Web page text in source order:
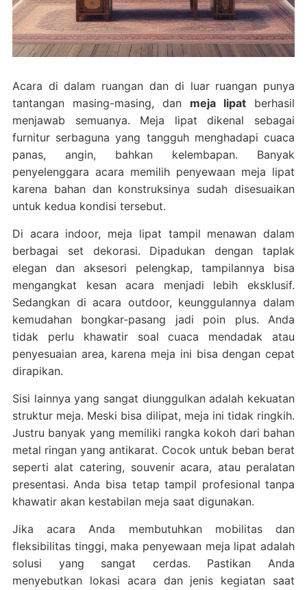
Acara di dalam ruangan dan di luar ruangan punya
tantangan masing-masing, dan meja lipat berhasil
menjawab semuanya. Meja lipat dikenal sebagai
furnitur serbaguna yang tangguh menghadapi cuaca
panas, angin, bahkan kelembapan. Banyak
penyelenggara acara memilih penyewaan meja lipat
karena bahan dan konstruksinya sudah disesuaikan
untuk kedua kondisi tersebut.
Di acara indoor, meja lipat tampil menawan dalam
berbagai set dekorasi. Dipadukan dengan taplak
elegan dan aksesori pelengkap, tampilannya bisa
mengangkat kesan acara menjadi lebih eksklusif.
Sedangkan di acara outdoor, keunggulannya dalam
kemudahan bongkar-pasang jadi poin plus. Anda
tidak perlu khawatir soal cuaca mendadak atau
penyesuaian area, karena meja ini bisa dengan cepat
dirapikan.
Sisi lainnya yang sangat diunggulkan adalah kekuatan
struktur meja. Meski bisa dilipat, meja ini tidak ringkih.
Justru banyak yang memiliki rangka kokoh dari bahan
metal ringan yang antikarat. Cocok untuk beban berat
seperti alat catering, souvenir acara, atau peralatan
presentasi. Anda bisa tetap tampil profesional tanpa
khawatir akan kestabilan meja saat digunakan.
Jika acara Anda membutuhkan mobilitas dan
fleksibilitas tinggi, maka penyewaan meja lipat adalah
solusi yang sangat cerdas. Pastikan Anda
menyebutkan lokasi acara dan jenis kegiatan saat